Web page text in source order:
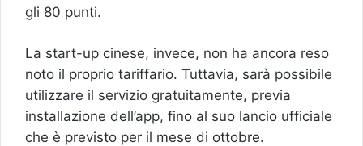
gli 80 punti.
La start-up cinese, invece, non ha ancora reso
noto il proprio tariffario. Tuttavia, sarà possibile
utilizzare il servizio gratuitamente, previa
installazione dell’app, fino al suo lancio ufficiale
che è previsto per il mese di ottobre.